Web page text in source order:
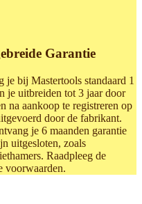
Garantie
bij Mastertools standaard 1
je uitbreiden tot 3 jaar door
na aankoop te registreren op
door de fabrikant.
je 6 maanden garantie
uitgesloten, zoals
Raadpleeg de
voorwaarden.